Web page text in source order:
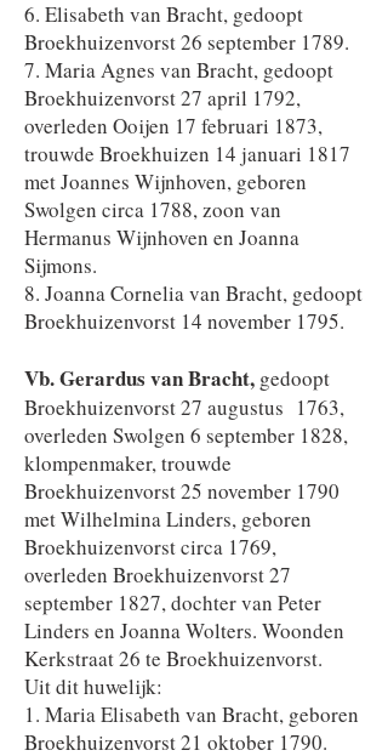
6. Elisabeth van Bracht, gedoopt
Broekhuizenvorst 26 september 1789.
7. Maria Agnes van Bracht, gedoopt
Broekhuizenvorst 27 april 1792,
overleden Ooijen 17 februari 1873,
trouwde Broekhuizen 14 januari 1817
met Joannes Wijnhoven, geboren
Swolgen circa 1788, zoon van
Hermanus Wijnhoven en Joanna
Sijmons.
8. Joanna Cornelia van Bracht, gedoopt
Broekhuizenvorst 14 november 1795.
Vb. Gerardus van Bracht, gedoopt
Broekhuizenvorst 27 augustus 1763,
overleden Swolgen 6 september 1828,
klompenmaker, trouwde
Broekhuizenvorst 25 november 1790
met Wilhelmina Linders, geboren
Broekhuizenvorst circa 1769,
overleden Broekhuizenvorst 27
september 1827, dochter van Peter
Linders en Joanna Wolters. Woonden
Kerkstraat 26 te Broekhuizenvorst.
Uit dit huwelijk:
1. Maria Elisabeth van Bracht, geboren
Broekhuizenvorst 21 oktober 1790.